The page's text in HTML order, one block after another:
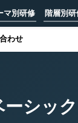
マ別研修 階層別研
わせ
シック